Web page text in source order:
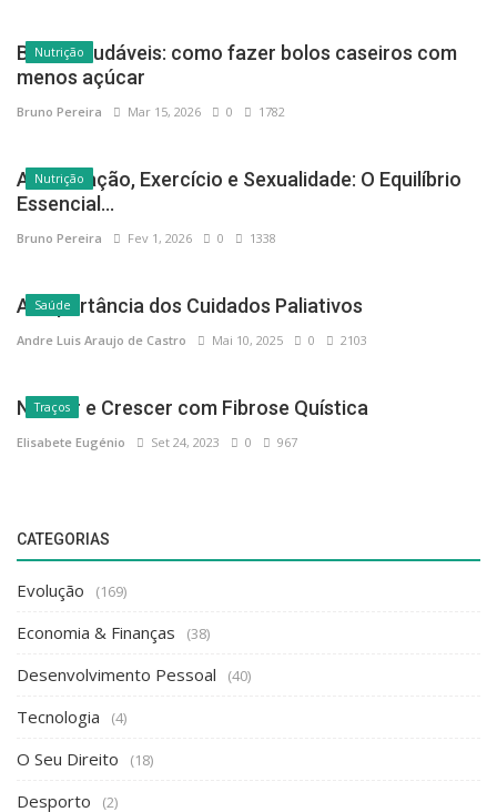
Nutrição
Bolos saudáveis: como fazer bolos caseiros com
menos açúcar
Bruno Pereira Mar 15, 2026 0 1782
Nutrição
Alimentação, Exercício e Sexualidade: O Equilíbrio
Essencial...
Bruno Pereira Fev 1, 2026 0 1338
Saúde
A Importância dos Cuidados Paliativos
Andre Luis Araujo de Castro Mai 10, 2025 0 2103
Traços
Nascer e Crescer com Fibrose Quística
Elisabete Eugénio Set 24, 2023 0 967
CATEGORIAS
Evolução (169)
Economia & Finanças (38)
Desenvolvimento Pessoal (40)
Tecnologia (4)
O Seu Direito (18)
Desporto (2)